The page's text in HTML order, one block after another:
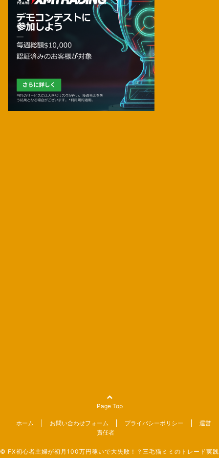
Page Top
ホーム お問い合わせフォーム プライバシーポリシー
運営
責任者
© FX初心者主婦が初月100万円稼いで大失敗！？三毛猫ミミのトレード実践